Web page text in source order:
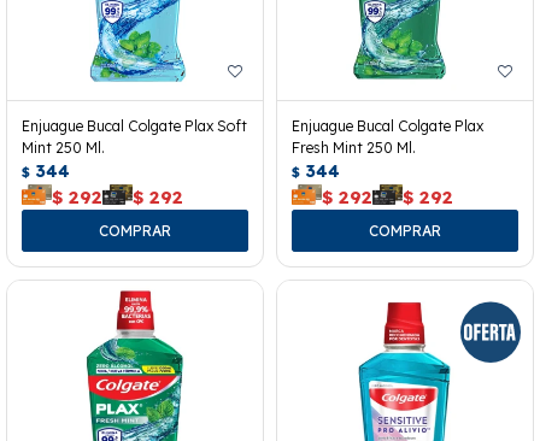
Enjuague Bucal Colgate Plax Soft
Mint 250 Ml.
$ 344
$ 292 $ 292
Enjuague Bucal Colgate Plax
Fresh Mint 250 Ml.
$ 344
$ 292 $ 292